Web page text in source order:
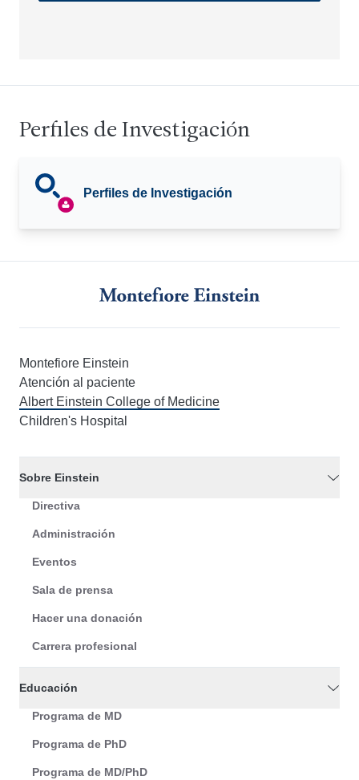
Perfiles de Investigación
Perfiles de Investigación
Montefiore Einstein
Atención al paciente
Albert Einstein College of Medicine
Children's Hospital
Sobre Einstein
Directiva
Administración
Eventos
Sala de prensa
Hacer una donación
Carrera profesional
Educación
Programa de MD
Programa de PhD
Programa de MD/PhD